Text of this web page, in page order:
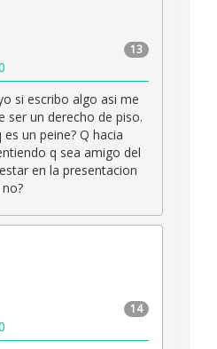
13
si escribo algo asi me
ser un derecho de piso.
un peine? Q hacia
q sea amigo del
en la presentacion
14